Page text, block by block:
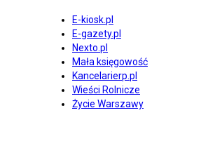
E-kiosk.pl
E-gazety.pl
Nexto.pl
Mała księgowość
Kancelarierp.pl
Wieści Rolnicze
Życie Warszawy